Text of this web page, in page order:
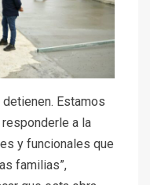
detienen. Estamos
a la
y funcionales que
familias”,